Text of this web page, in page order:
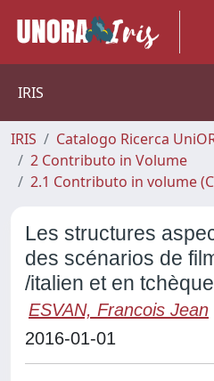
IRIS
IRIS
Catalogo Ricerca
2 Contributo in Volume
2.1 Contributo in volume
Les structures
des scénarios de
/italien et en tchèque
ESVAN, Francois Jean
2016-01-01